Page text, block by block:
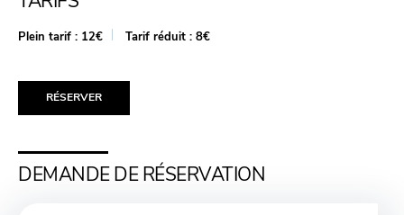
Plein tarif : 12€ Tarif réduit : 8€
RÉSERVER
DEMANDE DE RÉSERVATION